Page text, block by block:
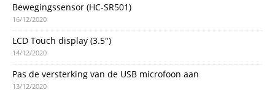
Bewegingssensor (HC-SR501)
16/12/2020
LCD Touch display (3.5″)
14/12/2020
Pas de versterking van de USB microfoon aan
13/12/2020